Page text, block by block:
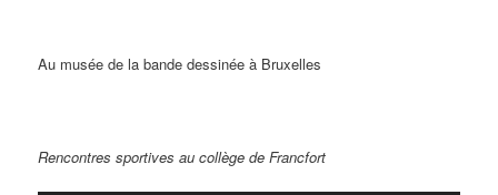
Au musée de la bande dessinée à Bruxelles
Rencontres sportives au collège de Francfort